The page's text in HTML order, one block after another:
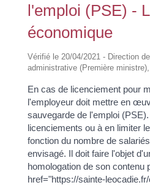
l'emploi (PSE) -
économique
Vérifié le 20/04/2021 - Direction
administrative (Première
En cas de licenciement pour
l'employeur doit mettre en
sauvegarde de l'emploi
licenciements ou à en limiter
fonction du nombre de
envisagé. Il doit faire l'objet
homologation de son contenu
href="https://sainte-